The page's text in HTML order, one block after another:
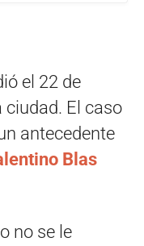
el 22 de
ciudad. El caso
antecedente
Blas
no se le